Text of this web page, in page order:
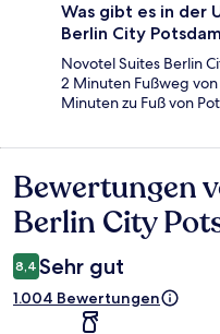
Was gibt es in der
Berlin City
Novotel Suites Berlin
2 Minuten Fußweg
Minuten zu Fuß von
Bewertungen
Bewertungen
Berlin City
8,4 Sehr gut
1.004 Bewertungen